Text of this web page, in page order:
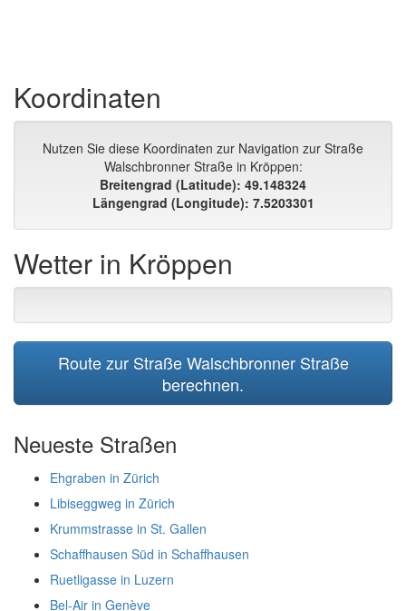
Koordinaten
Nutzen Sie diese Koordinaten zur Navigation zur Straße
Walschbronner Straße in Kröppen:
Breitengrad (Latitude): 49.148324
Längengrad (Longitude): 7.5203301
Wetter in Kröppen
Route zur Straße Walschbronner Straße
berechnen.
Neueste Straßen
Ehgraben in Zürich
Libiseggweg in Zürich
Krummstrasse in St. Gallen
Schaffhausen Süd in Schaffhausen
Ruetligasse in Luzern
Bel-Air in Genève